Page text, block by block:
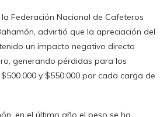
Federación Nacional de Cafeteros
advirtió que la apreciación del
un impacto negativo directo
generando pérdidas para los
y $550.000 por cada carga de
en el último año el peso se ha